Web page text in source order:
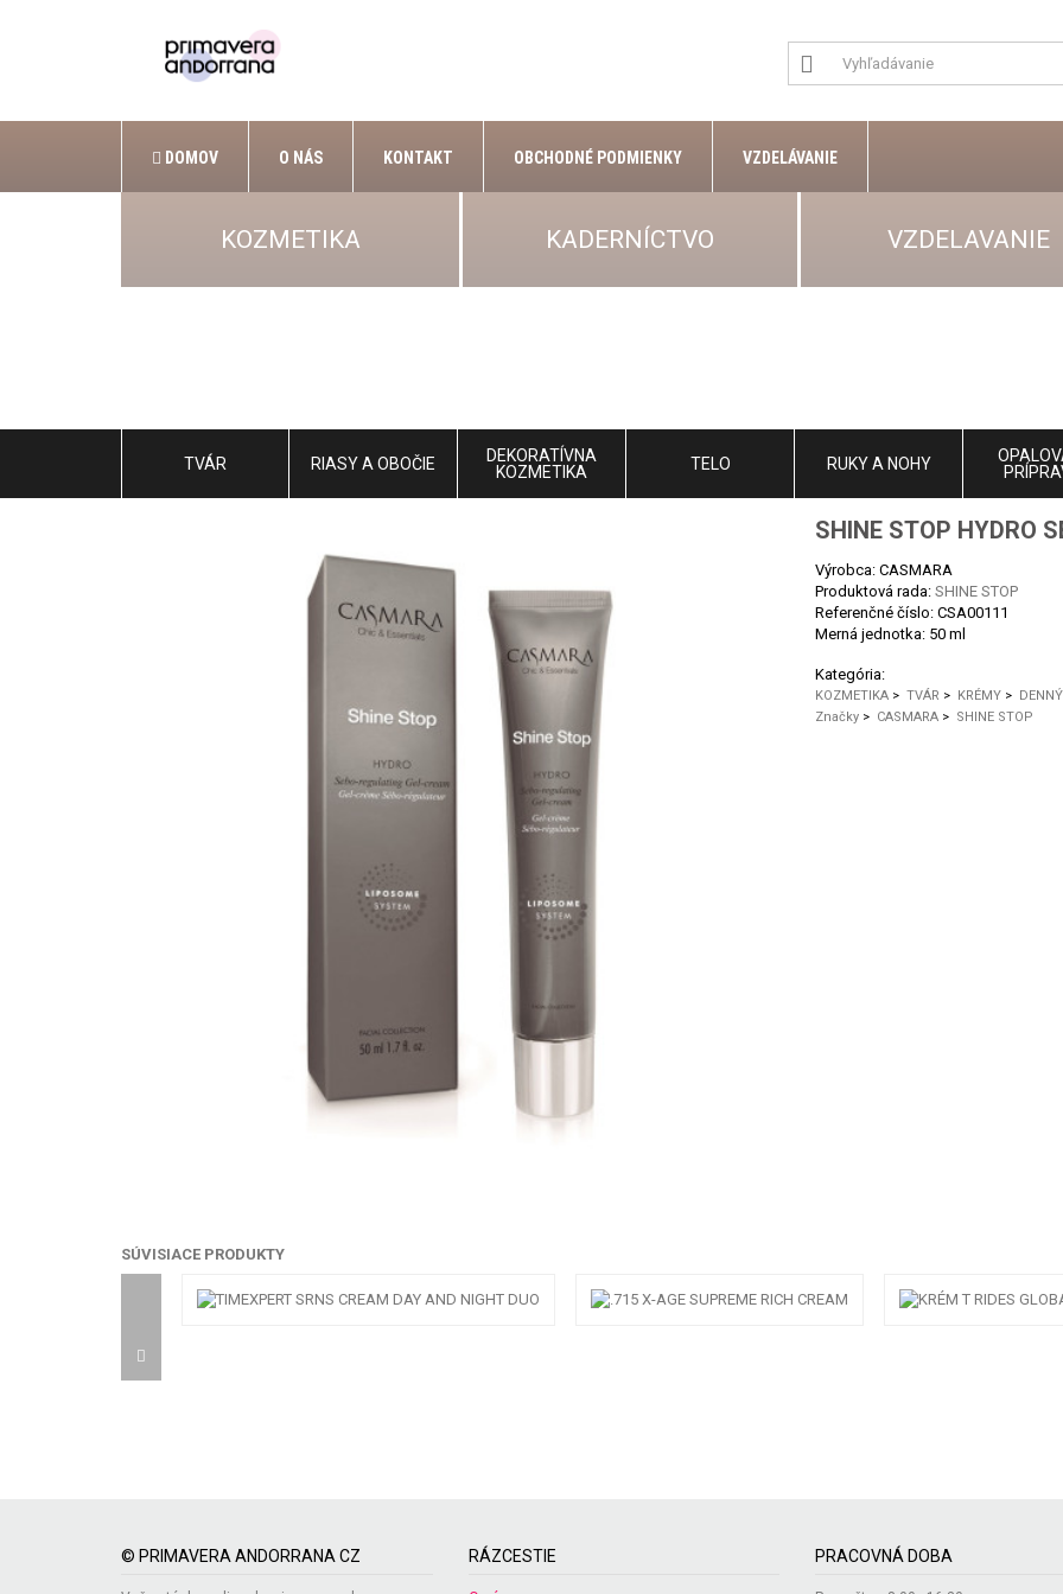
DOMOV O NÁS KONTAKT OBCHODNÉ PODMIENKY VZDELÁVANIE
KOZMETIKA KADERNÍCTVO VZDELAVANIE
TVÁR RIASY A OBOČIE
DEKORATÍVNA
KOZMETIKA
TELO RUKY A NOHY
SHINE STOP HYDRO
Výrobca: CASMARA
Produktová rada: SHINE STOP
Referenčné číslo: CSA00111
Merná jednotka: 50 ml
Kategória:
KOZMETIKA > TVÁR > KRÉMY > DENNÝ
Značky > CASMARA > SHINE STOP
SÚVISIACE PRODUKTY
© PRIMAVERA ANDORRANA CZ RÁZCESTIE PRACOVNÁ DOBA